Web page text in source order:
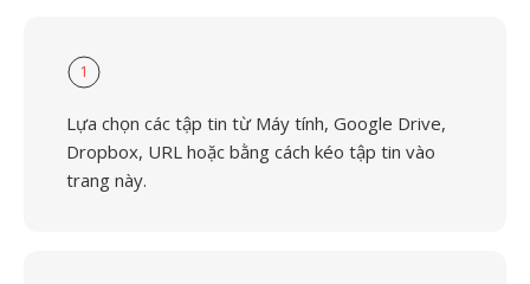
1
Lựa chọn các tập tin từ Máy tính, Google Drive,
Dropbox, URL hoặc bằng cách kéo tập tin vào
trang này.